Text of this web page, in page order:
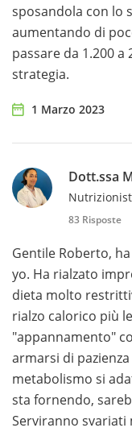
sposandola con lo
aumentando di
passare da 1.200
strategia.
1 Marzo 2023
Dott.ssa
83 Risposte
Gentile Roberto,
yo. Ha rialzato
dieta molto
rialzo calorico più
"appannamento"
armarsi di
metabolismo si
sta fornendo,
Serviranno